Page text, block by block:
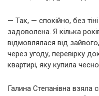
— Так, — спокійно, без
задоволена. Я кілька
відмовлялася від
через угоду, перевірку
квартирі, яку купила
Галина Степанівна взяла